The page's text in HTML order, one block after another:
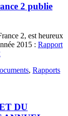
2 publie
2, est heureux
2015 : Rapport
, Rapports
DU